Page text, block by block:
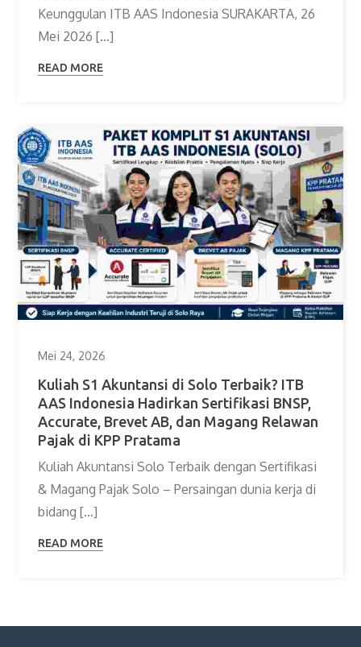
Keunggulan ITB AAS Indonesia SURAKARTA, 26
Mei 2026 […]
READ MORE
Mei 24, 2026
Kuliah S1 Akuntansi di Solo Terbaik? ITB
AAS Indonesia Hadirkan Sertifikasi BNSP,
Accurate, Brevet AB, dan Magang Relawan
Pajak di KPP Pratama
Kuliah Akuntansi Solo Terbaik dengan Sertifikasi
& Magang Pajak Solo – Persaingan dunia kerja di
bidang […]
READ MORE